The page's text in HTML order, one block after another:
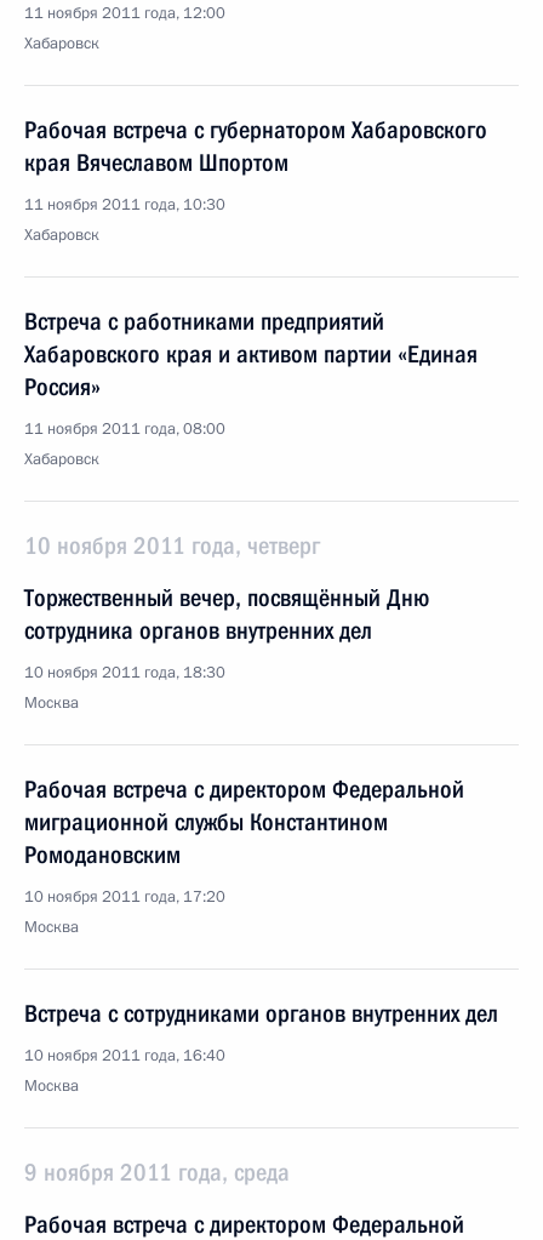
11 ноября 2011 года, 12:00
Хабаровск
Рабочая встреча с губернатором Хабаровского
края Вячеславом Шпортом
11 ноября 2011 года, 10:30
Хабаровск
Встреча с работниками предприятий
Хабаровского края и активом партии «Единая
Россия»
11 ноября 2011 года, 08:00
Хабаровск
10 ноября 2011 года, четверг
Торжественный вечер, посвящённый Дню
сотрудника органов внутренних дел
10 ноября 2011 года, 18:30
Москва
Рабочая встреча с директором Федеральной
миграционной службы Константином
Ромодановским
10 ноября 2011 года, 17:20
Москва
Встреча с сотрудниками органов внутренних дел
10 ноября 2011 года, 16:40
Москва
9 ноября 2011 года, среда
Рабочая встреча с директором Федеральной